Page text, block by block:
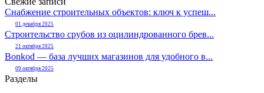
Снабжение строительных объектов: ключ к успеш...
01 декабря 2025
Строительство срубов из оцилиндрованного брев...
21 октября 2025
Bonkod — база лучших магазинов для удобного в...
09 октября 2025
Разделы